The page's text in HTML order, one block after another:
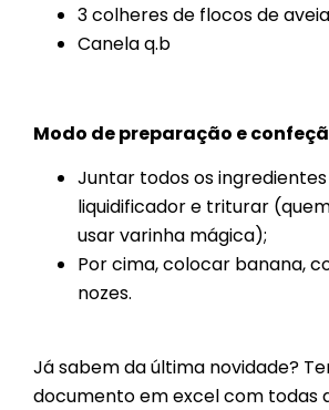
3 colheres de flocos de aveia
Canela q.b
Modo de preparação e
Juntar todos os
liquidificador e triturar
usar varinha mágica);
Por cima, colocar banana,
nozes.
Já sabem da última novidade?
documento em excel com todas